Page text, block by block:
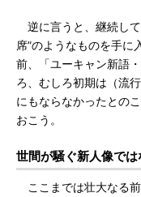
逆に言うと、継続し
席”のようなものを手に
前、「ユーキャン新語
ろ、むしろ初期は（流
にもならなかったとの
おこう。
世間が騒ぐ新人像で
ここまでは壮大なる